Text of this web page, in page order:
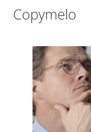
Saltar
navegación
principal
Saltar
contenido
principal
Saltar
principal
Copymelo